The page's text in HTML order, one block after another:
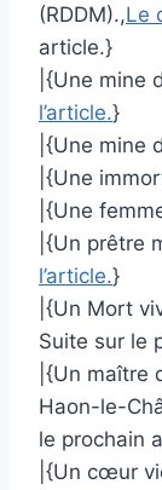
(RDDM).,Le
article.}
|{Une mine
l’article.}
|{Une mine
|{Une
|{Une
|{Un prêtre
l’article.}
|{Un Mort
Suite sur le
|{Un maître
Haon-le-
le prochain
|{Un cœur